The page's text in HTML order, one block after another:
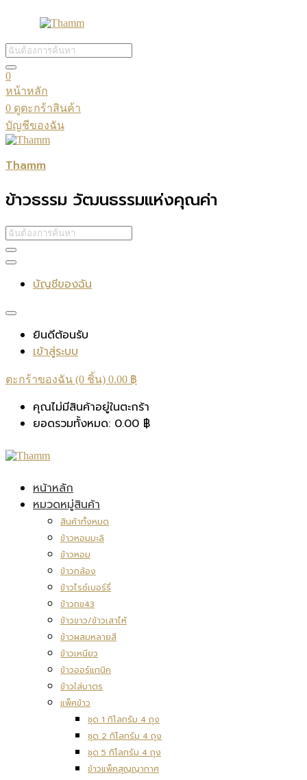
0
หน้าหลัก
0 ดูตะกร้าสินค้า
บัญชีของฉัน
Thamm
ข้าวธรรม วัฒนธรรมแห่งคุณค่า
บัญชีของฉัน
ยินดีต้อนรับ
เข้าสู่ระบบ
ตะกร้าของฉัน (0 ชิ้น) 0.00 ฿
คุณไม่มีสินค้าอยู่ในตะกร้า
ยอดรวมทั้งหมด: 0.00 ฿
หน้าหลัก
หมวดหมู่สินค้า
สินค้าทั้งหมด
ข้าวหอมมะลิ
ข้าวหอม
ข้าวกล้อง
ข้าวไรซ์เบอร์รี่
ข้าวกข43
ข้าวขาว/ข้าวเสาไห้
ข้าวผสมหลายสี
ข้าวเหนียว
ข้าวออร์แกนิค
ข้าวใส่บาตร
แพ็คข้าว
ชุด 1 กิโลกรัม 4 ถุง
ชุด 2 กิโลกรัม 4 ถุง
ชุด 5 กิโลกรัม 4 ถุง
ข้าวแพ็คสุญญากาศ